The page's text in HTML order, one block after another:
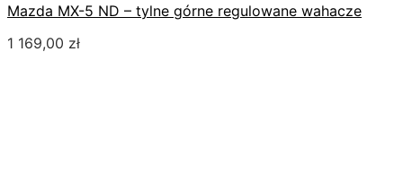
Mazda MX-5 ND – tylne górne regulowane wahacze
1 169,00 zł